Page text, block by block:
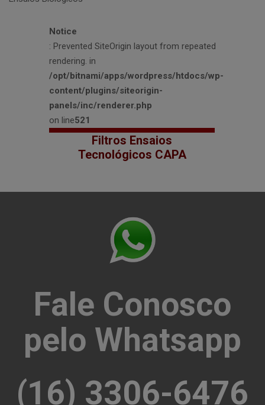
Notice
: Prevented SiteOrigin layout from repeated
rendering. in
/opt/bitnami/apps/wordpress/htdocs/wp-
content/plugins/siteorigin-
panels/inc/renderer.php
on line521
Filtros Ensaios
Tecnológicos CAPA
Fale Conosco
pelo Whatsapp
(16) 3306-6476